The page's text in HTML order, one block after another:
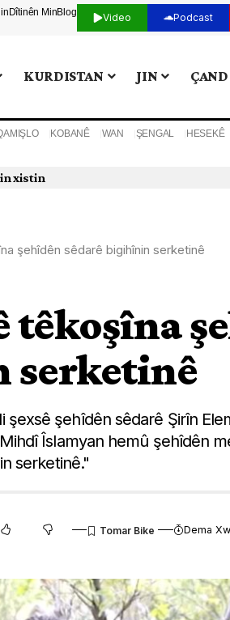
Dîtinên MinBlog Video Podcast
KURDISTAN JIN
KOBANÊ WAN ŞENGAL HESEKÊ
şehîdên sêdarê bigihînin serketinê
têkoşîna
serketinê
şexsê şehîdên sêdarê Şirîn
Îslamyan hemû şehîdên
serketinê."
Dema